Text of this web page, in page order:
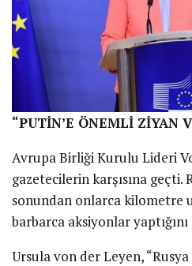
“PUTİN’E ÖNEMLİ ZİYAN
Avrupa Birliği Kurulu Lideri
gazetecilerin karşısına geçti.
sonundan onlarca kilometre
barbarca aksiyonlar
Ursula von der Leyen, “Rusya